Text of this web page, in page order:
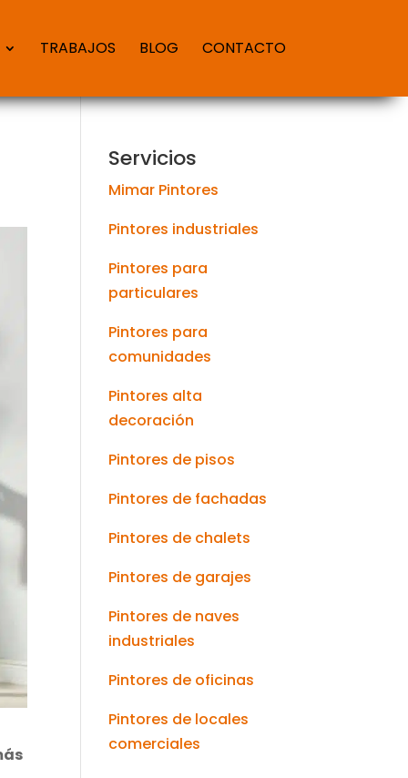
TRABAJOS BLOG CONTACTO
Servicios
Mimar Pintores
Pintores industriales
Pintores para
particulares
Pintores para
comunidades
Pintores alta
decoración
Pintores de pisos
Pintores de fachadas
Pintores de chalets
Pintores de garajes
Pintores de naves
industriales
Pintores de oficinas
Pintores de locales
comerciales